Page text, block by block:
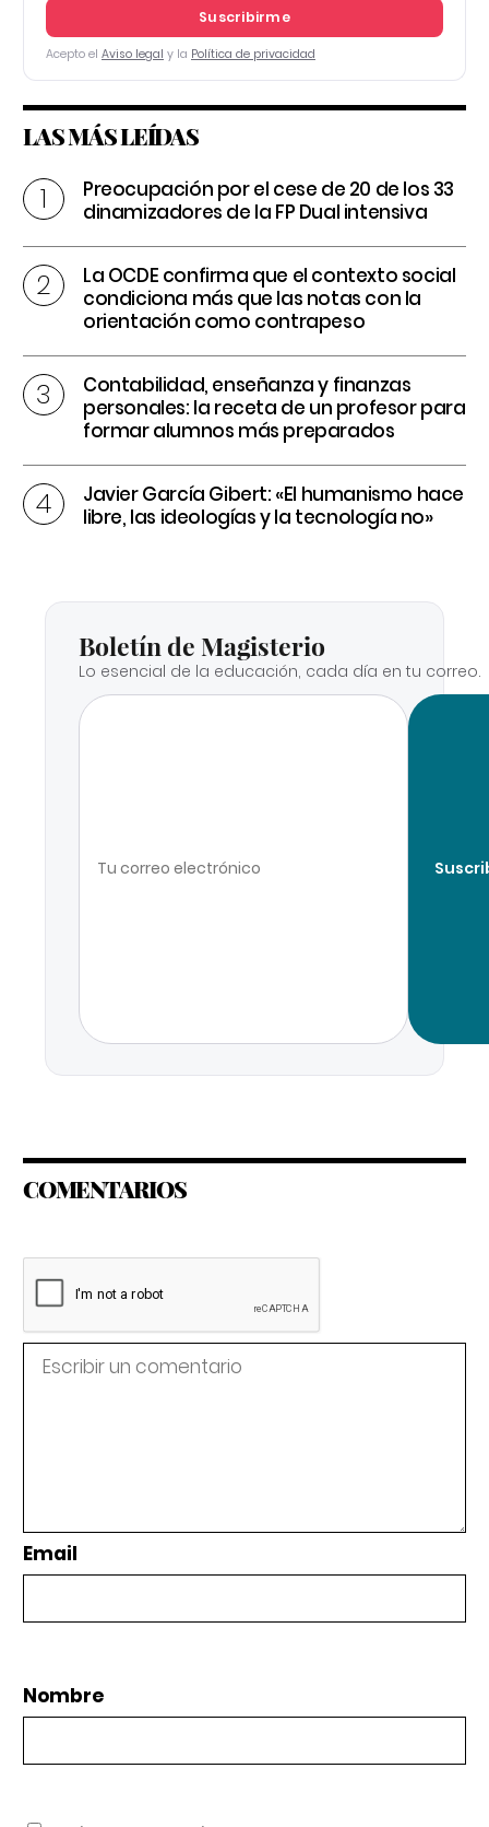
Suscribirme
Acepto el Aviso legal y la Política de privacidad
LAS MÁS LEÍDAS
Preocupación por el cese de 20 de los 33
dinamizadores de la FP Dual intensiva
La OCDE confirma que el contexto social
condiciona más que las notas con la
orientación como contrapeso
Contabilidad, enseñanza y finanzas
personales: la receta de un profesor para
formar alumnos más preparados
Javier García Gibert: «El humanismo hace
libre, las ideologías y la tecnología no»
Boletín de Magisterio
Lo esencial de la educación, cada día en tu correo.
COMENTARIOS
Email
Nombre